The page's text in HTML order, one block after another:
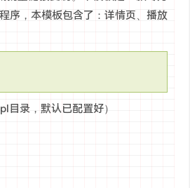
序，本模板包含了：详情页、播放
录，默认已配置好）